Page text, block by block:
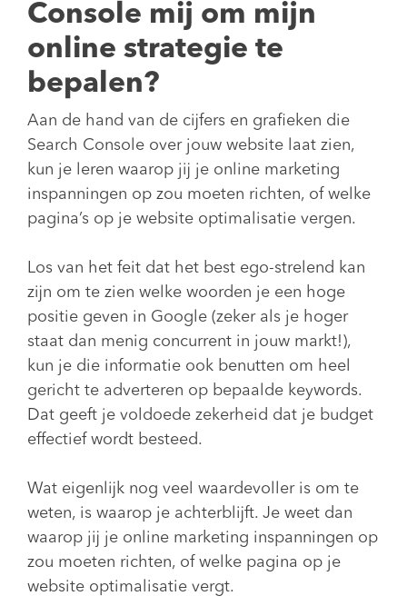
Console mij om mijn
online strategie te
bepalen?
Aan de hand van de cijfers en grafieken die
Search Console over jouw website laat zien,
kun je leren waarop jij je online marketing
inspanningen op zou moeten richten, of welke
pagina’s op je website optimalisatie vergen.
Los van het feit dat het best ego-strelend kan
zijn om te zien welke woorden je een hoge
positie geven in Google (zeker als je hoger
staat dan menig concurrent in jouw markt!),
kun je die informatie ook benutten om heel
gericht te adverteren op bepaalde keywords.
Dat geeft je voldoede zekerheid dat je budget
effectief wordt besteed.
Wat eigenlijk nog veel waardevoller is om te
weten, is waarop je achterblijft. Je weet dan
waarop jij je online marketing inspanningen op
zou moeten richten, of welke pagina op je
website optimalisatie vergt.